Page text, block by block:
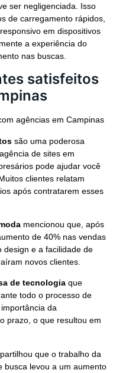
ser negligenciada. Isso
de carregamento rápidos,
em dispositivos
a experiência do
nas buscas.
satisfeitos
são uma poderosa
de sites em
pode ajudar você
clientes relatam
após contratarem esses
mencionou que, após
de 40% nas vendas
design e a facilidade de
novos clientes.
de tecnologia que
todo o processo de
da
prazo, o que resultou em
que o trabalho da
busca levou a um aumento